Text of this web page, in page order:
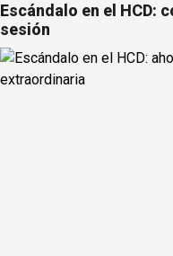
Escándalo en el HCD:
sesión